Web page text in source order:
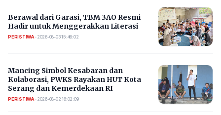
Berawal dari Garasi, TBM 3AO Resmi
Hadir untuk Menggerakkan Literasi
PERISTIWA• 2026-08-03 15:46:02
Mancing Simbol Kesabaran dan
Kolaborasi, PWKS Rayakan HUT Kota
Serang dan Kemerdekaan RI
PERISTIWA• 2026-08-02 16:02:09